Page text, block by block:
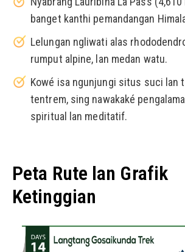
banget kanthi pemandangan
Lelungan ngliwati alas
rumput alpine, lan medan watu.
Kowé isa ngunjungi situs suci lan
tentrem, sing nawakaké
spiritual lan meditatif.
Peta Rute lan Grafik
Ketinggian